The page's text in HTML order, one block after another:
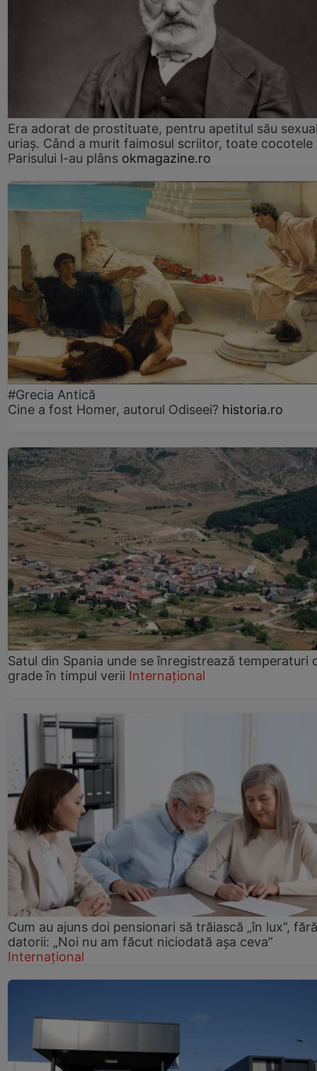
Era adorat de prostituate, pentru apetitul său
uriaș. Când a murit faimosul scriitor, toate cocotele
Parisului l-au plâns okmagazine.ro
#Grecia Antică
Cine a fost Homer, autorul Odiseei? historia.ro
Satul din Spania unde se înregistrează temperaturi
grade în timpul verii Internațional
Cum au ajuns doi pensionari să trăiască „în lux”, fără
datorii: „Noi nu am făcut niciodată așa ceva”
Internațional